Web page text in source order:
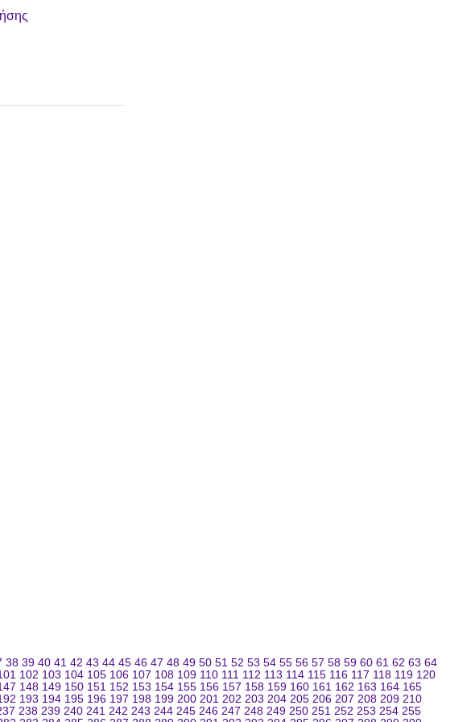
38 39 40 41 42 43 44 45 46 47 48 49 50 51 52 53 54 55 56 57 58 59 60 61 62 63 64
102 103 104 105 106 107 108 109 110 111 112 113 114 115 116 117 118 119 120
148 149 150 151 152 153 154 155 156 157 158 159 160 161 162 163 164 165
193 194 195 196 197 198 199 200 201 202 203 204 205 206 207 208 209 210
238 239 240 241 242 243 244 245 246 247 248 249 250 251 252 253 254 255